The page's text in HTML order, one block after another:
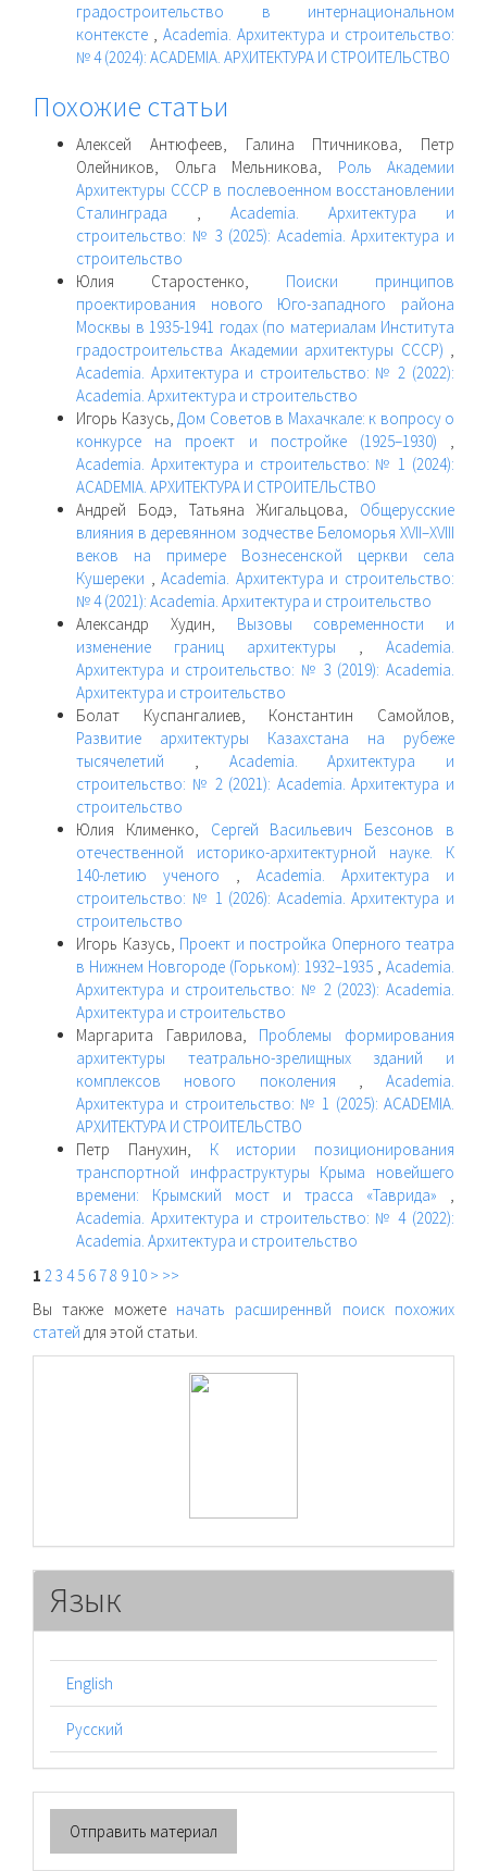
градостроительство в интернациональном
контексте , Academia. Архитектура и строительство:
№ 4 (2024): ACADEMIA. АРХИТЕКТУРА И СТРОИТЕЛЬСТВО
Похожие статьи
Алексей Антюфеев, Галина Птичникова, Петр
Олейников, Ольга Мельникова, Роль Академии
Архитектуры СССР в послевоенном восстановлении
Сталинграда , Academia. Архитектура и
строительство: № 3 (2025): Academia. Архитектура и
строительство
Юлия Старостенко, Поиски принципов
проектирования нового Юго-западного района
Москвы в 1935-1941 годах (по материалам Института
градостроительства Академии архитектуры СССР) ,
Academia. Архитектура и строительство: № 2 (2022):
Academia. Архитектура и строительство
Игорь Казусь, Дом Советов в Махачкале: к вопросу о
конкурсе на проект и постройке (1925–1930) ,
Academia. Архитектура и строительство: № 1 (2024):
ACADEMIA. АРХИТЕКТУРА И СТРОИТЕЛЬСТВО
Андрей Бодэ, Татьяна Жигальцова, Общерусские
влияния в деревянном зодчестве Беломорья XVII–XVIII
веков на примере Вознесенской церкви села
Кушереки ,Academia. Архитектура и строительство:
№ 4 (2021): Academia. Архитектура и строительство
Александр Худин, Вызовы современности и
изменение границ архитектуры , Academia.
Архитектура и строительство: № 3 (2019): Academia.
Архитектура и строительство
Болат Куспангалиев, Константин Самойлов,
Развитие архитектуры Казахстана на рубеже
тысячелетий , Academia. Архитектура и
строительство: № 2 (2021): Academia. Архитектура и
строительство
Юлия Клименко, Сергей Васильевич Безсонов в
отечественной историко-архитектурной науке. К
140-летию ученого , Academia. Архитектура и
строительство: № 1 (2026): Academia. Архитектура и
строительство
Игорь Казусь, Проект и постройка Оперного театра
в Нижнем Новгороде (Горьком): 1932–1935 , Academia.
Архитектура и строительство: № 2 (2023): Academia.
Архитектура и строительство
Маргарита Гаврилова, Проблемы формирования
архитектуры театрально-зрелищных зданий и
комплексов нового поколения , Academia.
Архитектура и строительство: № 1 (2025): ACADEMIA.
АРХИТЕКТУРА И СТРОИТЕЛЬСТВО
Петр Панухин, К истории позиционирования
транспортной инфраструктуры Крыма новейшего
времени: Крымский мост и трасса «Таврида» ,
Academia. Архитектура и строительство: № 4 (2022):
Academia. Архитектура и строительство
1 23 4 5 6 78 9 10 > >>
Вы также можете начать расширеннвй поиск похожих
статей для этой статьи.
Язык
English
Русский
Отправить
материал
Отправить материал